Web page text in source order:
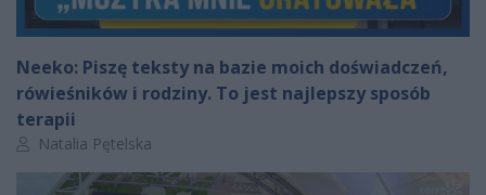
Neeko: Piszę teksty na bazie moich doświadczeń,
rówieśników i rodziny. To jest najlepszy sposób
terapii
Autor artykułu:
Natalia Pętelska